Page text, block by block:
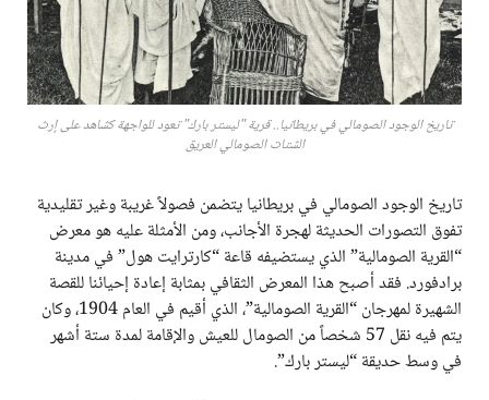
تاريخ الوجود الصومالي في بريطانيا.. قرية "ليستر بارك" تعود للواجهة كشاهد على إرث
الشتات الصومالي العريق
تاريخ الوجود الصومالي في بريطانيا يتضمن فصولاً غريبة وغير تقليدية
تفوق التصورات الحديثة لهجرة الأجانب، ومن الأمثلة عليه هو معرض
“القرية الصومالية” الذي يستضيفه قاعة “كارترايت هول” في مدينة
برادفورد. فقد أصبح هذا المعرض الثقافي بمثابة إعادة إحيائنا للقصة
الشهيرة لمهرجان “القرية الصومالية”، الذي أقيم في العام 1904، وكان
يتم فيه نقل 57 شخصاً من الصومال للعيش والإقامة لمدة ستة أشهر
في وسط حديقة “ليستر بارك”.